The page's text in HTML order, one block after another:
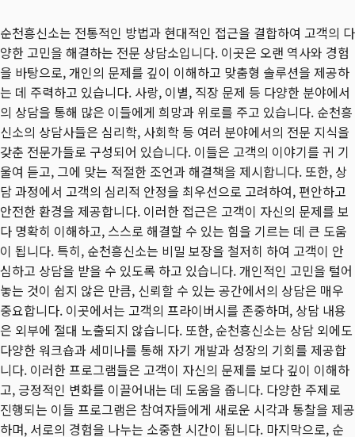
순천흥신소는 전통적인 방법과 현대적인 접근을 결합하여 고객의 다
양한 고민을 해결하는 전문 상담소입니다. 이곳은 오랜 역사와 경험
을 바탕으로, 개인의 문제를 깊이 이해하고 맞춤형 솔루션을 제공하
는 데 주력하고 있습니다. 사랑, 이별, 직장 문제 등 다양한 분야에서
의 상담을 통해 많은 이들에게 희망과 위로를 주고 있습니다. 순천흥
신소의 상담사들은 심리학, 사회학 등 여러 분야에서의 전문 지식을
갖춘 전문가들로 구성되어 있습니다. 이들은 고객의 이야기를 귀 기
울여 듣고, 그에 맞는 적절한 조언과 해결책을 제시합니다. 또한, 상
담 과정에서 고객의 심리적 안정을 최우선으로 고려하여, 편안하고
안전한 환경을 제공합니다. 이러한 접근은 고객이 자신의 문제를 보
다 명확히 이해하고, 스스로 해결할 수 있는 힘을 기르는 데 큰 도움
이 됩니다. 특히, 순천흥신소는 비밀 보장을 철저히 하여 고객이 안
심하고 상담을 받을 수 있도록 하고 있습니다. 개인적인 고민을 털어
놓는 것이 쉽지 않은 만큼, 신뢰할 수 있는 공간에서의 상담은 매우
중요합니다. 이곳에서는 고객의 프라이버시를 존중하며, 상담 내용
은 외부에 절대 노출되지 않습니다. 또한, 순천흥신소는 상담 외에도
다양한 워크숍과 세미나를 통해 자기 개발과 성장의 기회를 제공합
니다. 이러한 프로그램들은 고객이 자신의 문제를 보다 깊이 이해하
고, 긍정적인 변화를 이끌어내는 데 도움을 줍니다. 다양한 주제로
진행되는 이들 프로그램은 참여자들에게 새로운 시각과 통찰을 제공
하며, 서로의 경험을 나누는 소중한 시간이 됩니다. 마지막으로, 순